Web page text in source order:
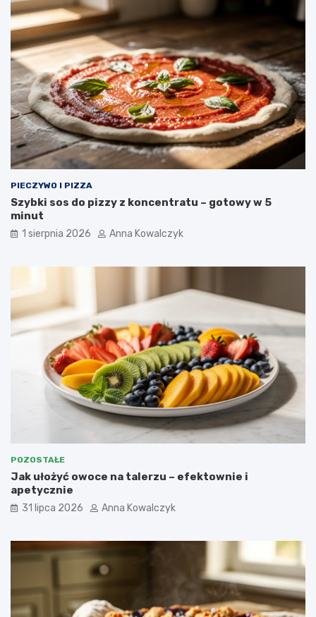
PIECZYWO I PIZZA
Szybki sos do pizzy z koncentratu – gotowy w 5
minut
1 sierpnia 2026 Anna Kowalczyk
POZOSTAŁE
Jak ułożyć owoce na talerzu – efektownie i
apetycznie
31 lipca 2026 Anna Kowalczyk